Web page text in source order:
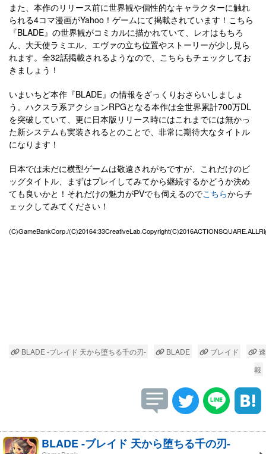
また、本作のリリース前に世界観や個性的なキャラクターに触れ
られる4コマ漫画がYahoo！ゲームにて掲載されています！こちら
『BLADE』の世界観がコミカルに描かれていて、レオはもちろ
ん、大天使ラミエル、エヴァの立ち位置やストーリーが少し見ら
れます。全32話掲載されるようなので、こちらもチェックしてお
きましょう！
いまいちど本作『BLADE』の情報をざっくりおさらいしましょ
う。ハクスラ系アクションRPGとなる本作は全世界累計700万DL
を突破していて、更に日本版リリース時にはこれまでには無かっ
た新システムも実装されるとのことで、非常に期待大なタイトル
になります！
日本では未だに横型ゲームは敬遠されがちですが、これだけのビ
ッグタイトル、まずはプレイしてみてから継続するかどうか決め
ても良いかと！それだけの魅力がPVでも伺えるのでこちらからチ
ェックしてみてください！
(C)GameBankCorp./
BLADE -ブレイド 天から堕ちる千の刃- BLADE ブレイド
速
報
BLADE -ブレイド 天から堕ちる千の刃-